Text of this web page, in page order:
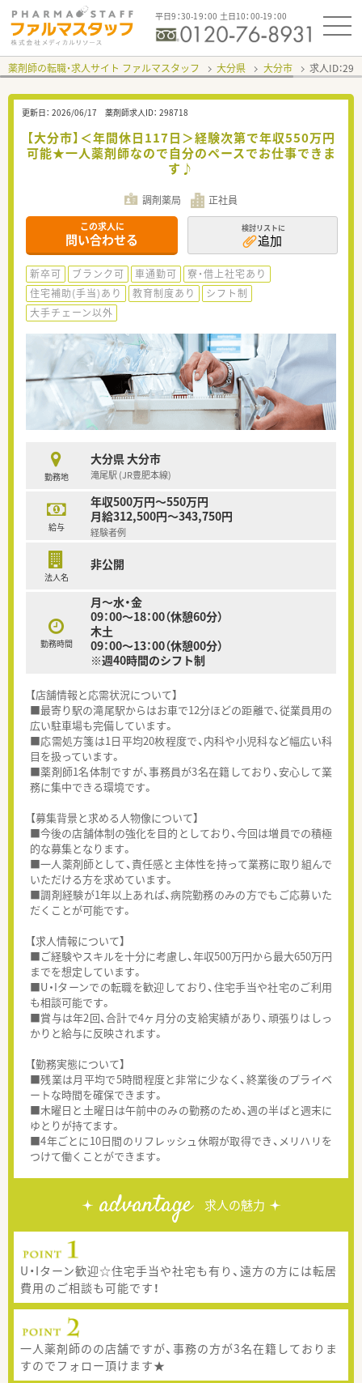
平日9：30-19：00 土日10：00-19：00
薬剤師の転職・求人サイト ファルマスタッフ 大分県 大分市 求人ID：
更新日： 2026/06/17 薬剤師求人ID： 298718
【大分市】＜年間休日117日＞経験次第で年収550万円
可能★一人薬剤師なので自分のペースでお仕事できま
す♪
調剤薬局 正社員
この求人に
問い合わせる
検討リストに
追加
新卒可 ブランク可 車通勤可
寮・借上社宅あり
住宅補助(手当)あり
教育制度あり
シフト制
大手チェーン以外
勤務地
大分県 大分市
滝尾駅 (JR豊肥本線)
給与
年収500万円～550万円
月給312,500円～343,750円
経験者例
法人名
非公開
勤務時間
月～水・金
09：00～18：00（休憩60分）
木土
09：00～13：00（休憩00分）
※週40時間のシフト制
【店舗情報と応需状況について】
■最寄り駅の滝尾駅からはお車で12分ほどの距離で、従業員用の
広い駐車場も完備しています。
■応需処方箋は1日平均20枚程度で、内科や小児科など幅広い科
目を扱っています。
■薬剤師1名体制ですが、事務員が3名在籍しており、安心して業
務に集中できる環境です。
【募集背景と求める人物像について】
■今後の店舗体制の強化を目的としており、今回は増員での積極
的な募集となります。
■一人薬剤師として、責任感と主体性を持って業務に取り組んで
いただける方を求めています。
■調剤経験が1年以上あれば、病院勤務のみの方でもご応募いた
だくことが可能です。
【求人情報について】
■ご経験やスキルを十分に考慮し、年収500万円から最大650万円
までを想定しています。
■U・Iターンでの転職を歓迎しており、住宅手当や社宅のご利用
も相談可能です。
■賞与は年2回、合計で4ヶ月分の支給実績があり、頑張りはしっ
かりと給与に反映されます。
【勤務実態について】
■残業は月平均で5時間程度と非常に少なく、終業後のプライベ
ートな時間を確保できます。
■木曜日と土曜日は午前中のみの勤務のため、週の半ばと週末に
ゆとりが持てます。
■4年ごとに10日間のリフレッシュ休暇が取得でき、メリハリを
つけて働くことができます。
advantage 求人の魅力
U・Iターン歓迎☆住宅手当や社宅も有り、遠方の方には転居
費用のご相談も可能です！
一人薬剤師のの店舗ですが、事務の方が3名在籍しておりま
すのでフォロー頂けます★